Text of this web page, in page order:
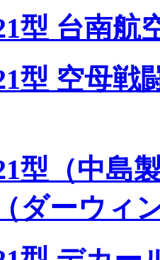
型 台南航
型 空母戦
型（中島
ダーウィ